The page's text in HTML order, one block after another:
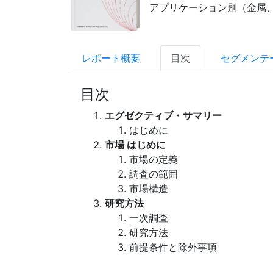
アプリケーション別（金属
レポート概要 目次 セグメンテ
目次
エグゼクティブ・サマリー
はじめに
市場 はじめに
市場の定義
調査の範囲
市場構造
研究方法
一次調査
研究方法
前提条件と除外事項